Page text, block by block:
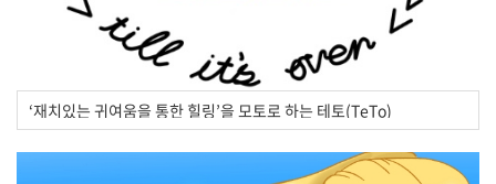
‘재치있는 귀여움을 통한 힐링’을 모토로 하는 테토(TeTo)